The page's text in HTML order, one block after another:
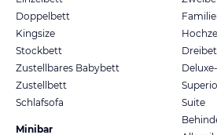
Doppelbett
Kingsize
Stockbett
Zustellbares Babybett
Zustellbett
Schlafsofa
Minibar
Suite